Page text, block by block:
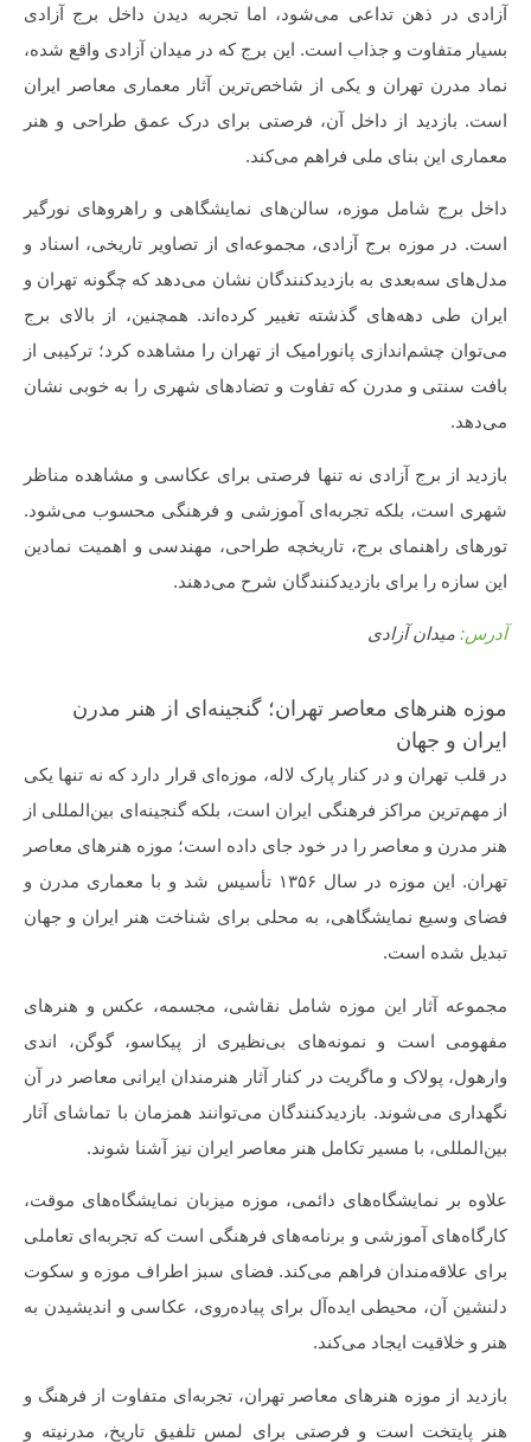
آزادی در ذهن تداعی می‌شود، اما تجربه دیدن داخل برج آزادی
بسیار متفاوت و جذاب است. این برج که در میدان آزادی واقع شده،
نماد مدرن تهران و یکی از شاخص‌ترین آثار معماری معاصر ایران
است. بازدید از داخل آن، فرصتی برای درک عمق طراحی و هنر
معماری این بنای ملی فراهم می‌کند.
داخل برج شامل موزه، سالن‌های نمایشگاهی و راهروهای نورگیر
است. در موزه برج آزادی، مجموعه‌ای از تصاویر تاریخی، اسناد و
مدل‌های سه‌بعدی به بازدیدکنندگان نشان می‌دهد که چگونه تهران و
ایران طی دهه‌های گذشته تغییر کرده‌اند. همچنین، از بالای برج
می‌توان چشم‌اندازی پانورامیک از تهران را مشاهده کرد؛ ترکیبی از
بافت سنتی و مدرن که تفاوت و تضادهای شهری را به خوبی نشان
می‌دهد.
بازدید از برج آزادی نه تنها فرصتی برای عکاسی و مشاهده مناظر
شهری است، بلکه تجربه‌ای آموزشی و فرهنگی محسوب می‌شود.
تورهای راهنمای برج، تاریخچه طراحی، مهندسی و اهمیت نمادین
این سازه را برای بازدیدکنندگان شرح می‌دهند.
آدرس: میدان آزادی
موزه هنرهای معاصر تهران؛ گنجینه‌ای از هنر مدرن
ایران و جهان
در قلب تهران و در کنار پارک لاله، موزه‌ای قرار دارد که نه تنها یکی
از مهم‌ترین مراکز فرهنگی ایران است، بلکه گنجینه‌ای بین‌المللی از
هنر مدرن و معاصر را در خود جای داده است؛ موزه هنرهای معاصر
تهران. این موزه در سال ۱۳۵۶ تأسیس شد و با معماری مدرن و
فضای وسیع نمایشگاهی، به محلی برای شناخت هنر ایران و جهان
تبدیل شده است.
مجموعه آثار این موزه شامل نقاشی، مجسمه، عکس و هنرهای
مفهومی است و نمونه‌های بی‌نظیری از پیکاسو، گوگن، اندی
وارهول، پولاک و ماگریت در کنار آثار هنرمندان ایرانی معاصر در آن
نگهداری می‌شوند. بازدیدکنندگان می‌توانند همزمان با تماشای آثار
بین‌المللی، با مسیر تکامل هنر معاصر ایران نیز آشنا شوند.
علاوه بر نمایشگاه‌های دائمی، موزه میزبان نمایشگاه‌های موقت،
کارگاه‌های آموزشی و برنامه‌های فرهنگی است که تجربه‌ای تعاملی
برای علاقه‌مندان فراهم می‌کند. فضای سبز اطراف موزه و سکوت
دلنشین آن، محیطی ایده‌آل برای پیاده‌روی، عکاسی و اندیشیدن به
هنر و خلاقیت ایجاد می‌کند.
بازدید از موزه هنرهای معاصر تهران، تجربه‌ای متفاوت از فرهنگ و
هنر پایتخت است و فرصتی برای لمس تلفیق تاریخ، مدرنیته و